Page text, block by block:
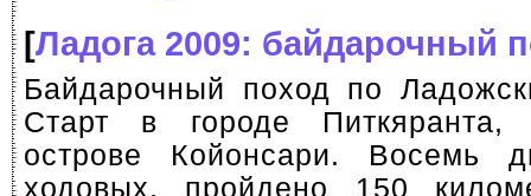
[Ладога 2009: байдарочный
Байдарочный поход по
Старт в городе
острове Койонсари. Восемь
ходовых, пройдено 150